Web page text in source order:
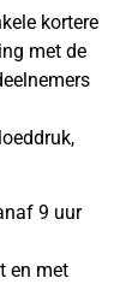
kortere
met de
9 uur
en met